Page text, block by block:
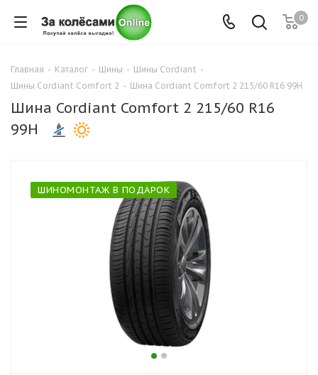
0
Главная - Каталог - Шины - Шины Cordiant -
Шины Cordiant Comfort 2 - Шина Cordiant Comfort 2 215/60 R16 99H
Шина Cordiant Comfort 2 215/60 R16
99H
ШИНОМОНТАЖ В ПОДАРОК